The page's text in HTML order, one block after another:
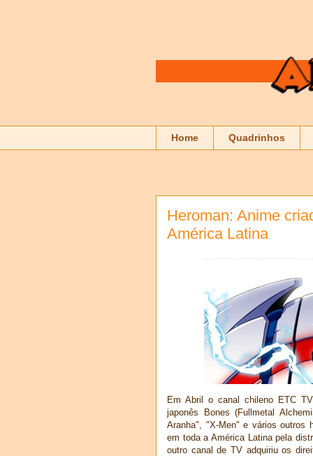
Home Quadrinhos
Heroman: Anime
América Latina
Em Abril o canal chileno ETC
japonês Bones (Fullmetal
Aranha", "X-Men" e vários outros
em toda a América Latina pela
outro canal de TV adquiriu os